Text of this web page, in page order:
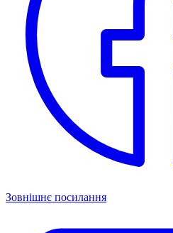
Зовнішнє посилання